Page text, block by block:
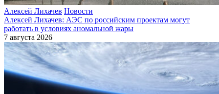
Алексей Лихачев Новости
Алексей Лихачев: АЭС по российским проектам могут
работать в условиях аномальной жары
7 августа 2026